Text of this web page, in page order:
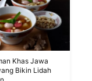
Khas Jawa
Bikin Lidah